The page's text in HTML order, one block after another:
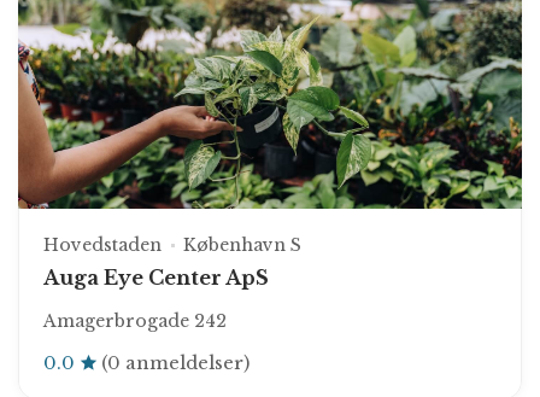
Hovedstaden København S
Auga Eye Center ApS
Amagerbrogade 242
0.0 (0 anmeldelser)